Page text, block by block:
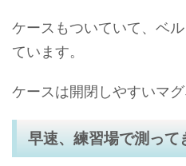
ケースもついていて、ベ
ています。
ケースは開閉しやすいマグ
早速、練習場で測って